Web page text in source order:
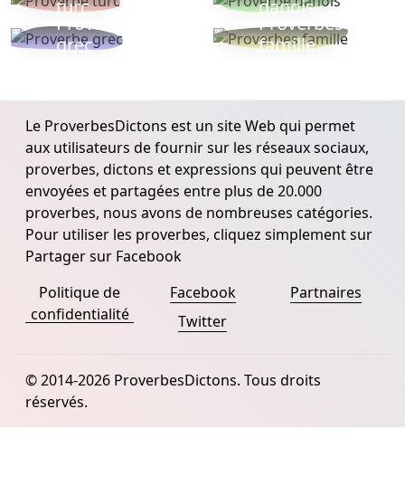
turc
danois
Proverbe
grec
Proverbes
famille
Le ProverbesDictons est un site Web qui permet
aux utilisateurs de fournir sur les réseaux sociaux,
proverbes, dictons et expressions qui peuvent être
envoyées et partagées entre plus de 20.000
proverbes, nous avons de nombreuses catégories.
Pour utiliser les proverbes, cliquez simplement sur
Partager sur Facebook
Politique de
confidentialité
Facebook
Twitter
Partnaires
© 2014-2026 ProverbesDictons. Tous droits
réservés.